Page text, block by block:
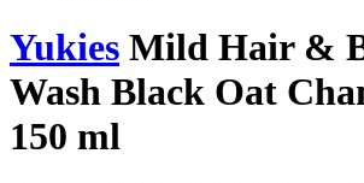
Yukies Mild Hair &
Wash Black Oat
150 ml